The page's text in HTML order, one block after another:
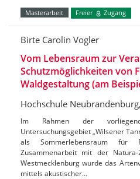
Masterarbeit Freier Zugang
Birte Carolin Vogler
Vom Lebensraum zur
Schutzmöglichkeiten von
Waldgestaltung (am
Hochschule
Im Rahmen der
Untersuchungsgebiet „Wilsener
als Sommerlebensraum für
Zusammenarbeit mit der Natura-
Westmecklenburg wurde das
mittels akustischer…